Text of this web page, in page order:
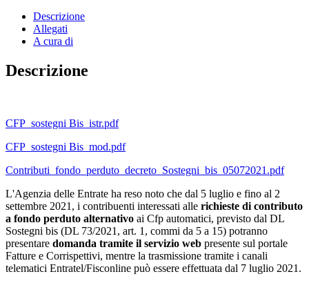
Descrizione
Allegati
A cura di
Descrizione
CFP_sostegni Bis_istr.pdf
CFP_sostegni Bis_mod.pdf
Contributi_fondo_perduto_decreto_Sostegni_bis_05072021.pdf
L'Agenzia delle Entrate ha reso noto che dal 5 luglio e fino al 2
settembre 2021, i contribuenti interessati alle richieste di contributo
a fondo perduto alternativo ai Cfp automatici, previsto dal DL
Sostegni bis (DL 73/2021, art. 1, commi da 5 a 15) potranno
presentare domanda tramite il servizio web presente sul portale
Fatture e Corrispettivi, mentre la trasmissione tramite i canali
telematici Entratel/Fisconline può essere effettuata dal 7 luglio 2021.